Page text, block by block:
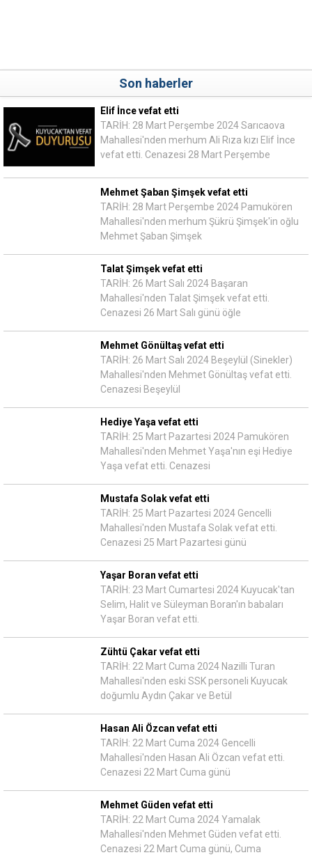
Son haberler
Elif İnce vefat etti
TARİH: 28 Mart Perşembe 2024 Sarıcaova
Mahallesi'nden merhum Ali Rıza kızı Elif İnce
vefat etti. Cenazesi 28 Mart Perşembe
Mehmet Şaban Şimşek vefat etti
TARİH: 28 Mart Perşembe 2024 Pamukören
Mahallesi'nden merhum Şükrü Şimşek'in oğlu
Mehmet Şaban Şimşek
Talat Şimşek vefat etti
TARİH: 26 Mart Salı 2024 Başaran
Mahallesi'nden Talat Şimşek vefat etti.
Cenazesi 26 Mart Salı günü öğle
Mehmet Gönültaş vefat etti
TARİH: 26 Mart Salı 2024 Beşeylül (Sinekler)
Mahallesi'nden Mehmet Gönültaş vefat etti.
Cenazesi Beşeylül
Hediye Yaşa vefat etti
TARİH: 25 Mart Pazartesi 2024 Pamukören
Mahallesi'nden Mehmet Yaşa'nın eşi Hediye
Yaşa vefat etti. Cenazesi
Mustafa Solak vefat etti
TARİH: 25 Mart Pazartesi 2024 Gencelli
Mahallesi'nden Mustafa Solak vefat etti.
Cenazesi 25 Mart Pazartesi günü
Yaşar Boran vefat etti
TARİH: 23 Mart Cumartesi 2024 Kuyucak'tan
Selim, Halit ve Süleyman Boran'ın babaları
Yaşar Boran vefat etti.
Zühtü Çakar vefat etti
TARİH: 22 Mart Cuma 2024 Nazilli Turan
Mahallesi'nden eski SSK personeli Kuyucak
doğumlu Aydın Çakar ve Betül
Hasan Ali Özcan vefat etti
TARİH: 22 Mart Cuma 2024 Gencelli
Mahallesi'nden Hasan Ali Özcan vefat etti.
Cenazesi 22 Mart Cuma günü
Mehmet Güden vefat etti
TARİH: 22 Mart Cuma 2024 Yamalak
Mahallesi'nden Mehmet Güden vefat etti.
Cenazesi 22 Mart Cuma günü, Cuma